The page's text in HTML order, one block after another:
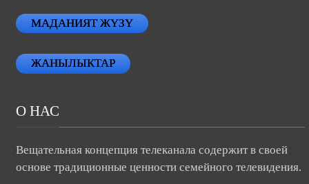
МАДАНИЯТ ЖҮЗҮ
ЖАНЫЛЫКТАР
О НАС
Вещательная концепция телеканала содержит в своей
основе традиционные ценности семейного телевидения.